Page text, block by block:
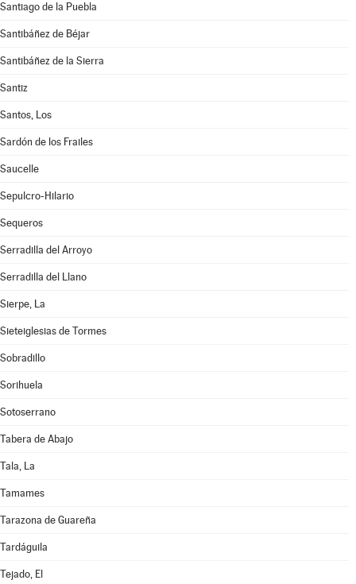
Santiago de la Puebla
Santibáñez de Béjar
Santibáñez de la Sierra
Santiz
Santos, Los
Sardón de los Frailes
Saucelle
Sepulcro-Hilario
Sequeros
Serradilla del Arroyo
Serradilla del Llano
Sierpe, La
Sieteiglesias de Tormes
Sobradillo
Sorihuela
Sotoserrano
Tabera de Abajo
Tala, La
Tamames
Tarazona de Guareña
Tardáguila
Tejado, El